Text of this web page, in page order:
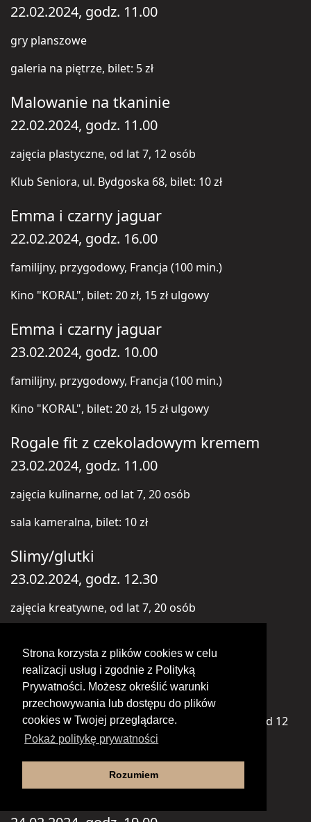
Strona korzysta z plików cookies w celu
realizacji usług i zgodnie z Polityką
Prywatności. Możesz określić warunki
przechowywania lub dostępu do plików
cookies w Twojej przeglądarce.
Pokaż politykę prywatności
Rozumiem
22.02.2024, godz. 11.00
gry planszowe
galeria na piętrze, bilet: 5 zł
Malowanie na tkaninie
22.02.2024, godz. 11.00
zajęcia plastyczne, od lat 7, 12 osób
Klub Seniora, ul. Bydgoska 68, bilet: 10 zł
Emma i czarny jaguar
22.02.2024, godz. 16.00
familijny, przygodowy, Francja (100 min.)
Kino "KORAL", bilet: 20 zł, 15 zł ulgowy
Emma i czarny jaguar
23.02.2024, godz. 10.00
familijny, przygodowy, Francja (100 min.)
Kino "KORAL", bilet: 20 zł, 15 zł ulgowy
Rogale fit z czekoladowym kremem
23.02.2024, godz. 11.00
zajęcia kulinarne, od lat 7, 20 osób
sala kameralna, bilet: 10 zł
Slimy/glutki
23.02.2024, godz. 12.30
zajęcia kreatywne, od lat 7, 20 osób
Studio Kultura
23.02.2024, godz. 16.30, 17.45
zajęcia dla młodych adeptów sztuk medialnych od 12
lat, 10 osób
Studio TV